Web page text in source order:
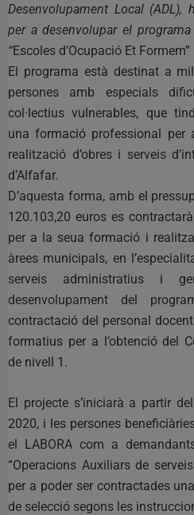
Desenvolupament Local (ADL),
per a desenvolupar el
“Escoles d’Ocupació Et
El programa està destinat a
persones amb especials
col·lectius vulnerables, que
una formació professional per
realització d’obres i serveis
d’Alfafar.
D’aquesta forma, amb el
120.103,20 euros es
per a la seua formació i
àrees municipals, en
serveis administratius i
desenvolupament del
contractació del personal
formatius per a l’obtenció del
de nivell 1.
El projecte s’iniciarà a partir
2020, i les persones
el LABORA com a
“Operacions Auxiliars de
per a poder ser contractades
de selecció segons les